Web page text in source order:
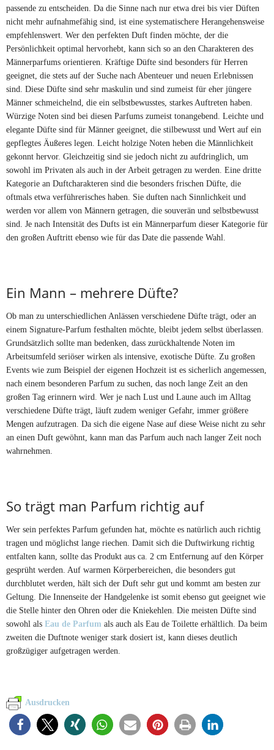
passende zu entscheiden. Da die Sinne nach nur etwa drei bis vier Düften
nicht mehr aufnahmefähig sind, ist eine systematischere Herangehensweise
empfehlenswert. Wer den perfekten Duft finden möchte, der die
Persönlichkeit optimal hervorhebt, kann sich so an den Charakteren des
Männerparfums orientieren. Kräftige Düfte sind besonders für Herren
geeignet, die stets auf der Suche nach Abenteuer und neuen Erlebnissen
sind. Diese Düfte sind sehr maskulin und sind zumeist für eher jüngere
Männer schmeichelnd, die ein selbstbewusstes, starkes Auftreten haben.
Würzige Noten sind bei diesen Parfums zumeist tonangebend. Leichte und
elegante Düfte sind für Männer geeignet, die stilbewusst und Wert auf ein
gepflegtes Äußeres legen. Leicht holzige Noten heben die Männlichkeit
gekonnt hervor. Gleichzeitig sind sie jedoch nicht zu aufdringlich, um
sowohl im Privaten als auch in der Arbeit getragen zu werden. Eine dritte
Kategorie an Duftcharakteren sind die besonders frischen Düfte, die
oftmals etwa verführerisches haben. Sie duften nach Sinnlichkeit und
werden vor allem von Männern getragen, die souverän und selbstbewusst
sind. Je nach Intensität des Dufts ist ein Männerparfum dieser Kategorie für
den großen Auftritt ebenso wie für das Date die passende Wahl.
Ein Mann – mehrere Düfte?
Ob man zu unterschiedlichen Anlässen verschiedene Düfte trägt, oder an
einem Signature-Parfum festhalten möchte, bleibt jedem selbst überlassen.
Grundsätzlich sollte man bedenken, dass zurückhaltende Noten im
Arbeitsumfeld seriöser wirken als intensive, exotische Düfte. Zu großen
Events wie zum Beispiel der eigenen Hochzeit ist es sicherlich angemessen,
nach einem besonderen Parfum zu suchen, das noch lange Zeit an den
großen Tag erinnern wird. Wer je nach Lust und Laune auch im Alltag
verschiedene Düfte trägt, läuft zudem weniger Gefahr, immer größere
Mengen aufzutragen. Da sich die eigene Nase auf diese Weise nicht zu sehr
an einen Duft gewöhnt, kann man das Parfum auch nach langer Zeit noch
wahrnehmen.
So trägt man Parfum richtig auf
Wer sein perfektes Parfum gefunden hat, möchte es natürlich auch richtig
tragen und möglichst lange riechen. Damit sich die Duftwirkung richtig
entfalten kann, sollte das Produkt aus ca. 2 cm Entfernung auf den Körper
gesprüht werden. Auf warmen Körperbereichen, die besonders gut
durchblutet werden, hält sich der Duft sehr gut und kommt am besten zur
Geltung. Die Innenseite der Handgelenke ist somit ebenso gut geeignet wie
die Stelle hinter den Ohren oder die Kniekehlen. Die meisten Düfte sind
sowohl als Eau de Parfum als auch als Eau de Toilette erhältlich. Da beim
zweiten die Duftnote weniger stark dosiert ist, kann dieses deutlich
großzügiger aufgetragen werden.
Ausdrucken